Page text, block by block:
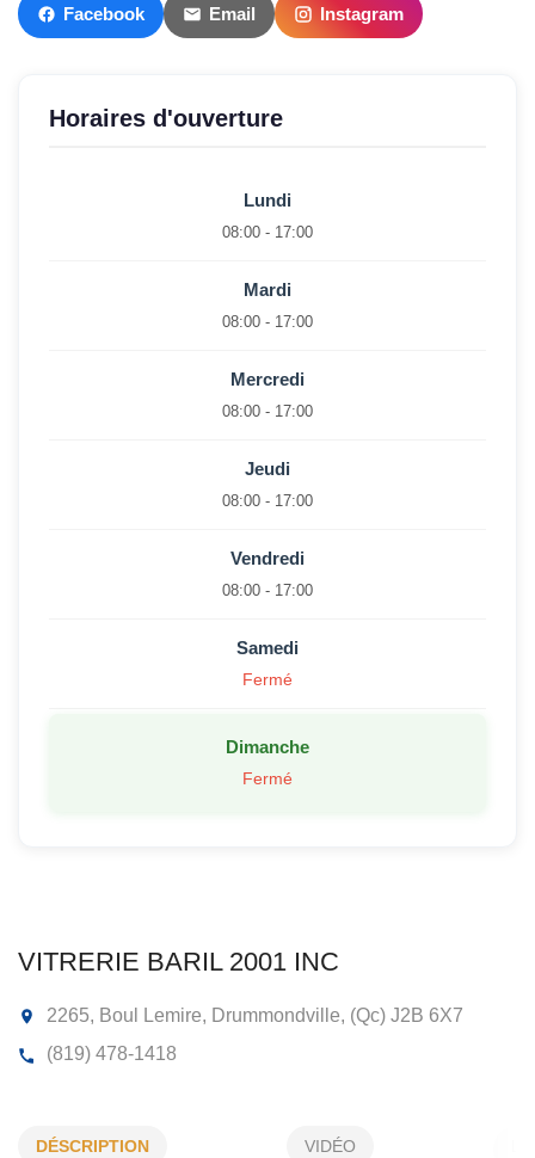
VITRERIE BARIL 2001 INC
DÉSCRIPTION VIDÉO
Facebook Email Instagram
Horaires d'ouverture
Lundi
08:00 - 17:00
Mardi
08:00 - 17:00
Mercredi
08:00 - 17:00
Jeudi
08:00 - 17:00
Vendredi
08:00 - 17:00
Samedi
Fermé
Dimanche
Fermé